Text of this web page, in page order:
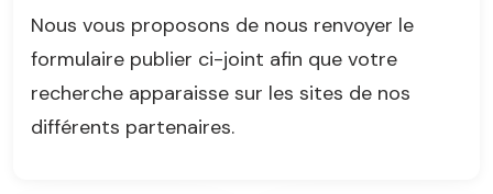
Nous vous proposons de nous renvoyer le
formulaire publier ci-joint afin que votre
recherche apparaisse sur les sites de nos
différents partenaires.